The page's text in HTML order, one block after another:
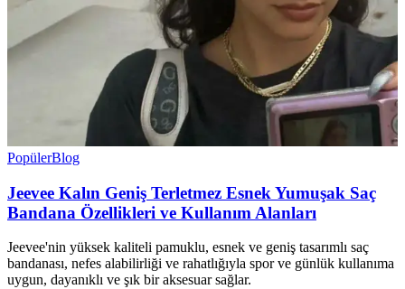
PopülerBlog
Jeevee Kalın Geniş Terletmez Esnek Yumuşak Saç
Bandana Özellikleri ve Kullanım Alanları
Jeevee'nin yüksek kaliteli pamuklu, esnek ve geniş tasarımlı saç
bandanası, nefes alabilirliği ve rahatlığıyla spor ve günlük kullanıma
uygun, dayanıklı ve şık bir aksesuar sağlar.